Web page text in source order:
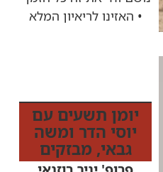
• האזינו לריאיון המלא
יומן תשעים עם
יוסי הדר ומשה
גבאי, מבזקים